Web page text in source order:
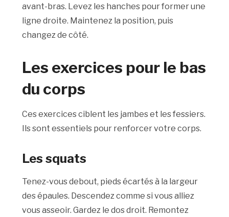
avant-bras. Levez les hanches pour former une
ligne droite. Maintenez la position, puis
changez de côté.
Les exercices pour le bas
du corps
Ces exercices ciblent les jambes et les fessiers.
Ils sont essentiels pour renforcer votre corps.
Les squats
Tenez-vous debout, pieds écartés à la largeur
des épaules. Descendez comme si vous alliez
vous asseoir. Gardez le dos droit. Remontez